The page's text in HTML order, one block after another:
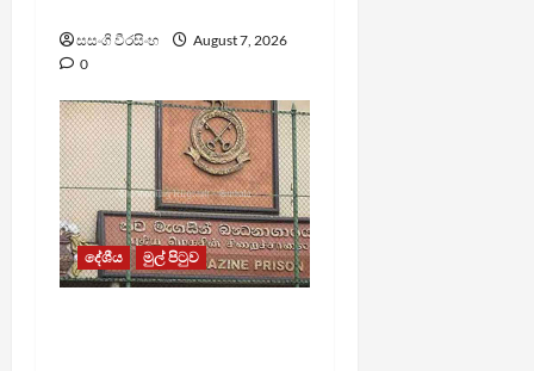
සසංගි වීරසිංහ
August 7, 2026
0
දේශීය මුල් පිටුව